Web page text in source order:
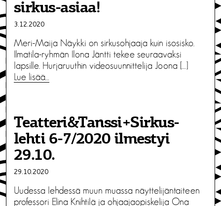
sirkus-asiaa!
3.12.2020
Meri-Maija Näykki on sirkusohjaaja kuin isosisko.
Ilmatila-ryhmän Ilona Jäntti tekee seuraavaksi
lapsille. Hurjaruuthin videosuunnittelija Joona […]
Lue lisää…
Teatteri&Tanssi+Sirkus-
lehti 6-7/2020 ilmestyi
29.10.
29.10.2020
Uudessa lehdessä muun muassa näyttelijäntaiteen
professori Elina Knihtilä ja ohjaajaopiskelija Ona